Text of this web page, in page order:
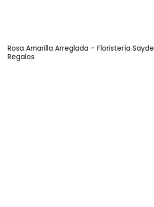
Rosa Amarilla Arreglada – Floristería Sayde
Regalos